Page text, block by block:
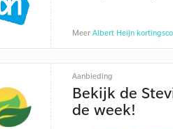
Meer Albert Heijn
Aanbieding
Bekijk de
de week!